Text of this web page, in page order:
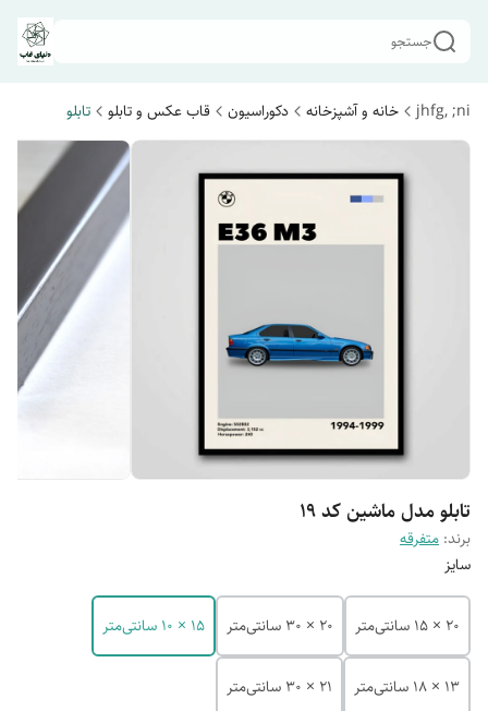
جستجو
jhfg, ;ni خانه و آشپزخانه دکوراسیون قاب عکس و تابلو تابلو
تابلو مدل ماشین کد 19
برند: متفرقه
سایز
20 × 15 سانتی‌متر 20 × 30 سانتی‌متر 15 × 10 سانتی‌متر
13 × 18 سانتی‌متر 21 × 30 سانتی‌متر